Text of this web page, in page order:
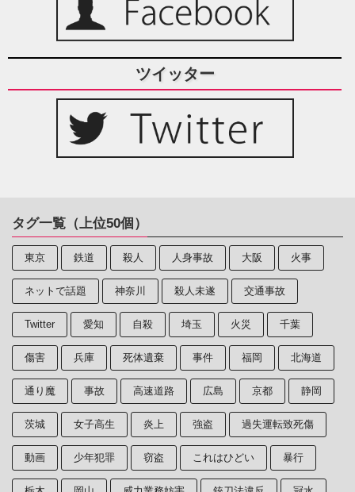
ツイッター
タグ一覧（上位50個）
東京 鉄道 殺人 人身事故 大阪 火事
ネットで話題 神奈川 殺人未遂 交通事故
Twitter 愛知 自殺 埼玉 火災 千葉
傷害 兵庫 死体遺棄 事件 福岡 北海道
通り魔 事故 高速道路 広島 京都 静岡
茨城 女子高生 炎上 強盗 過失運転致死傷
動画 少年犯罪 窃盗 これはひどい 暴行